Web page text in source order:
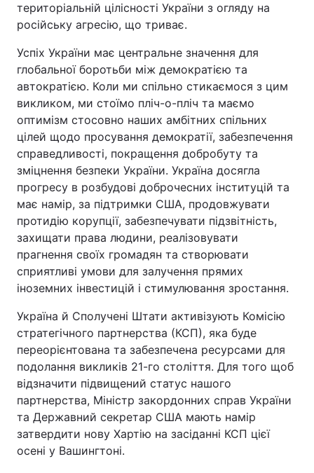
територіальній цілісності України з огляду на
російську агресію, що триває.
Успіх України має центральне значення для
глобальної боротьби між демократією та
автократією. Коли ми спільно стикаємося з цим
викликом, ми стоїмо пліч-о-пліч та маємо
оптимізм стосовно наших амбітних спільних
цілей щодо просування демократії, забезпечення
справедливості, покращення добробуту та
зміцнення безпеки України. Україна досягла
прогресу в розбудові доброчесних інституцій та
має намір, за підтримки США, продовжувати
протидію корупції, забезпечувати підзвітність,
захищати права людини, реалізовувати
прагнення своїх громадян та створювати
сприятливі умови для залучення прямих
іноземних інвестицій і стимулювання зростання.
Україна й Сполучені Штати активізують Комісію
стратегічного партнерства (КСП), яка буде
переорієнтована та забезпечена ресурсами для
подолання викликів 21-го століття. Для того щоб
відзначити підвищений статус нашого
партнерства, Міністр закордонних справ України
та Державний секретар США мають намір
затвердити нову Хартію на засіданні КСП цієї
осені у Вашингтоні.